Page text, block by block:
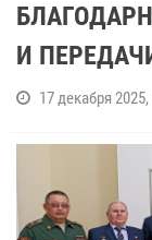
И
17 декабря